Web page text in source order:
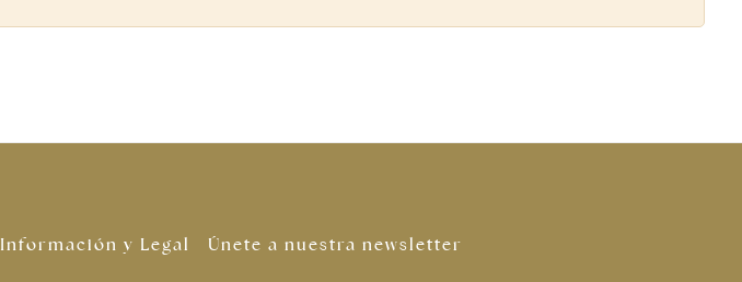
Información y Legal Únete a nuestra newsletter